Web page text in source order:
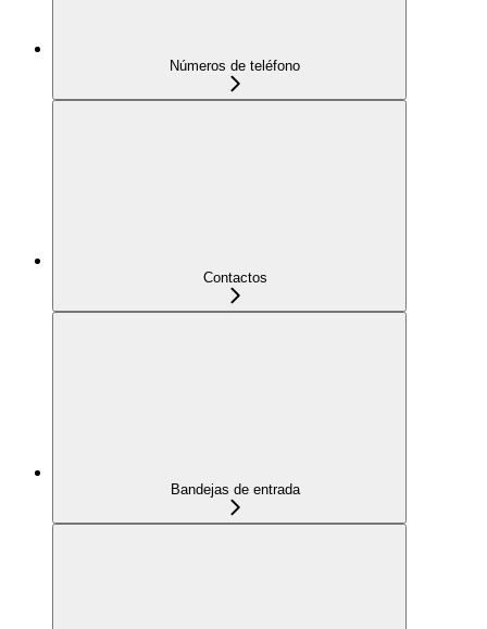
Números de teléfono
Contactos
Bandejas de entrada